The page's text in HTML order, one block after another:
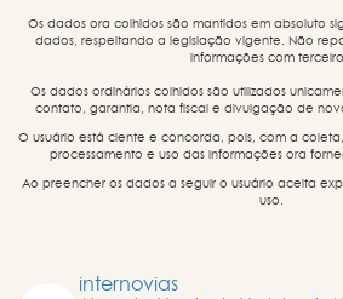
Os dados ora colhidos são mantidos em absoluto
dados, respeitando a legislação vigente. Não
informações com
Os dados ordinários colhidos são utilizados
contato, garantia, nota fiscal e divulgação de
O usuário está ciente e concorda, pois, com a
processamento e uso das informações ora
Ao preencher os dados a seguir o usuário aceita
uso.
internovias